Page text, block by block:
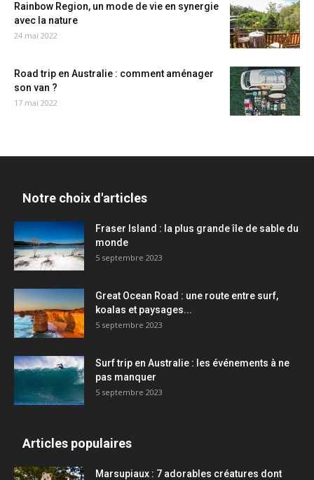
Rainbow Region, un mode de vie en synergie
avec la nature
24 mai 2022
Road trip en Australie : comment aménager
son van ?
17 mai 2022
Notre choix d'articles
Fraser Island : la plus grande île de sable du
monde
5 septembre 2023
Great Ocean Road : une route entre surf,
koalas et paysages...
5 septembre 2023
Surf trip en Australie : les événements à ne
pas manquer
5 septembre 2023
Articles populaires
Marsupiaux : 7 adorables créatures dont